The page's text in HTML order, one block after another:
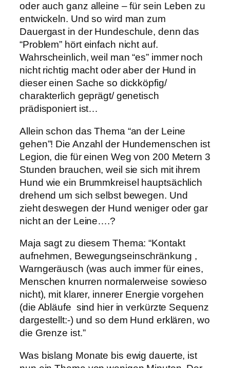
oder auch ganz alleine – für sein Leben zu
entwickeln. Und so wird man zum
Dauergast in der Hundeschule, denn das
“Problem” hört einfach nicht auf.
Wahrscheinlich, weil man “es” immer noch
nicht richtig macht oder aber der Hund in
dieser einen Sache so dickköpfig/
charakterlich geprägt/ genetisch
prädisponiert ist…
Allein schon das Thema “an der Leine
gehen”! Die Anzahl der Hundemenschen ist
Legion, die für einen Weg von 200 Metern 3
Stunden brauchen, weil sie sich mit ihrem
Hund wie ein Brummkreisel hauptsächlich
drehend um sich selbst bewegen. Und
zieht deswegen der Hund weniger oder gar
nicht an der Leine….?
Maja sagt zu diesem Thema: “Kontakt
aufnehmen, Bewegungseinschränkung ,
Warngeräusch (was auch immer für eines,
Menschen knurren normalerweise sowieso
nicht), mit klarer, innerer Energie vorgehen
(die Abläufe sind hier in verkürzte Sequenz
dargestellt:-) und so dem Hund erklären, wo
die Grenze ist.”
Was bislang Monate bis ewig dauerte, ist